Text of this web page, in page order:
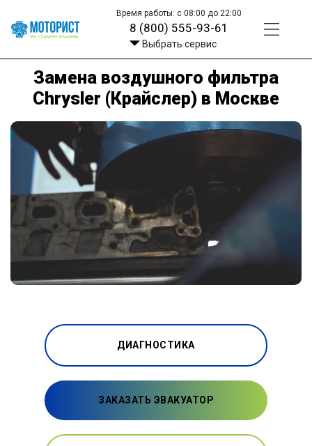
Время работы: с 08:00 до 22:00
8 (800) 555-93-61
Выбрать сервис
Замена воздушного фильтра
Chrysler (Крайслер) в Москве
ДИАГНОСТИКА
ЗАКАЗАТЬ ЭВАКУАТОР